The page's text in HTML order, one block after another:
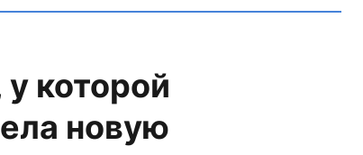
которой
новую